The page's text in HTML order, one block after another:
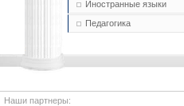
Иностранные языки
Педагогика
Наши партнеры: